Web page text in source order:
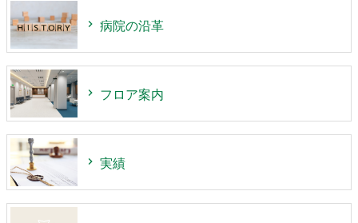
病院の沿革
フロア案内
実績